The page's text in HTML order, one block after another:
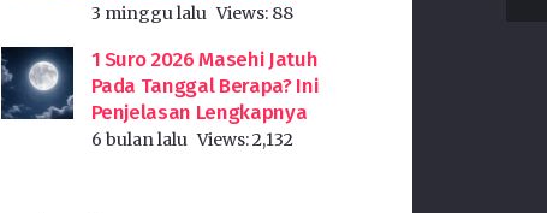
3 minggu lalu Views: 88
1 Suro 2026 Masehi Jatuh
Pada Tanggal Berapa? Ini
Penjelasan Lengkapnya
6 bulan lalu Views:2,132